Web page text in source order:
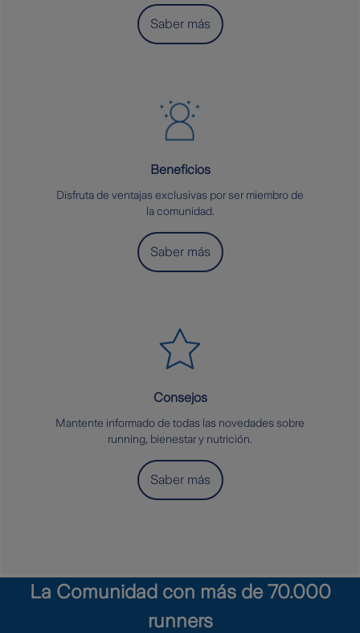
Saber más
Beneficios
Disfruta de ventajas exclusivas por ser miembro de
la comunidad.
Saber más
Consejos
Mantente informado de todas las novedades sobre
running, bienestar y nutrición.
Saber más
La Comunidad con más de 70.000
runners